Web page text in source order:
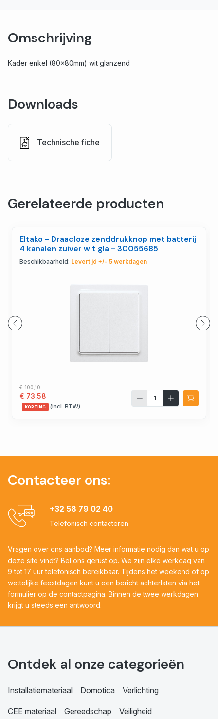
Omschrijving
Kader enkel (80x80mm) wit glanzend
Downloads
Technische fiche
Gerelateerde producten
Eltako - Draadloze zenddrukknop met batterij
4 kanalen zuiver wit gla - 30055685
Beschikbaarheid: Levertijd +/- 5 werkdagen
€ 100,10
€ 73,58
KORTING (incl. BTW)
Contacteer ons:
+32 58 79 02 40
Telefonisch contacteren
Vragen over ons aanbod? Meer informatie nodig dan wat u op
deze site vindt? Bel ons gerust op. We zijn elke werkdag van
9 tot 17 uur telefonisch bereikbaar. Tijdens het weekend of op
wettelijke feestdagen kunt u een bericht achterlaten via het
formulier op de contactpagina. Binnen de twee werkdagen
krijgt u steeds een antwoord.
Ontdek al onze categorieën
Installatiemateriaal Domotica Verlichting
CEE materiaal Gereedschap Veiligheid